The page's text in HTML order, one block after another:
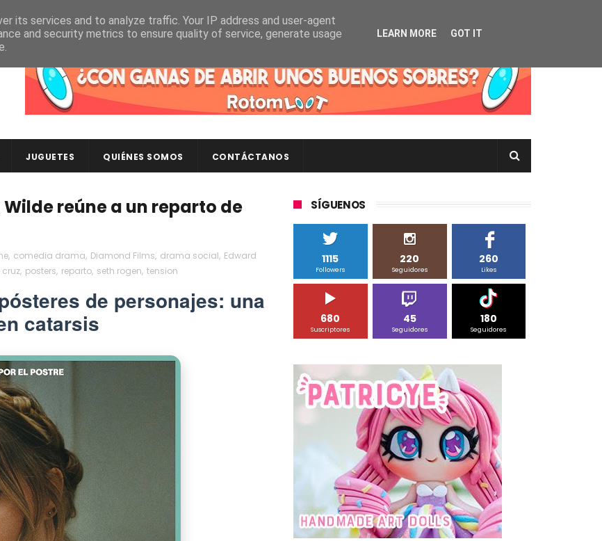
JUGUETES QUIÉNES SOMOS CONTÁCTANOS
reúne a un reparto de
, comedia drama, Diamond Films, drama social, Edward
cruz, posters, reparto, seth rogen, tension
de personajes: una
catarsis
SÍGUENOS
1115
Followers
220
Seguidores
260
Likes
680
Suscriptores
45
Seguidores
180
Seguidores
its services and to analyze traffic. Your IP address and user-agent
and security metrics to ensure quality of service, generate usage
LEARN MORE GOT IT